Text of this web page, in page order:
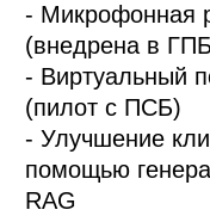
- Микрофонная
(внедрена в
- Виртуальный
(пилот с ПСБ)
- Улучшение
помощью
RAG